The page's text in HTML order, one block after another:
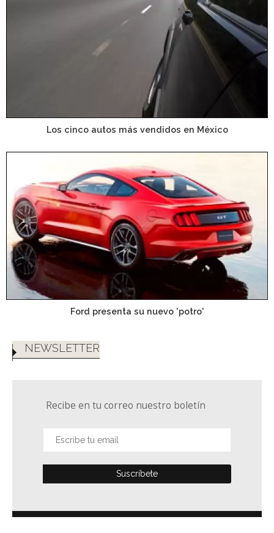
Los cinco autos más vendidos en México
Ford presenta su nuevo 'potro'
NEWSLETTER
Recibe en tu correo nuestro boletín